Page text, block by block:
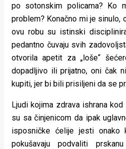
po sotonskim policama? Ko
problem? Konačno mi je sinulo,
ovu robu su istinski
pedantno čuvaju svih
otvorila apetit za „loše“
dopadljivo ili prijatno, oni čak
kupiti, jer bi bili prisiljeni da se
Ljudi kojima zdrava ishrana
su sa činjenicom da ipak
isposničke ćelije jesti
pokušavaju podvaliti